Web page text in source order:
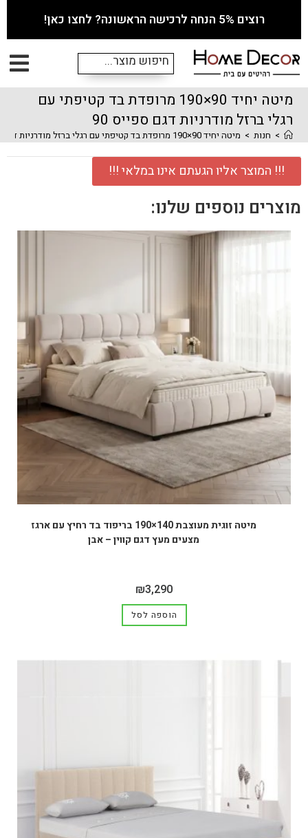
רוצים 5% הנחה לרכישה הראשונה? לחצו כאן!
מיטה יחיד 90×190 מרופדת בד קטיפתי עם
רגלי ברזל מודרניות דגם ספייס 90
> חנות > מיטה יחיד 90×190 מרופדת בד קטיפתי עם רגלי ברזל מודרניות דגם ספייס 90
!!! המוצר אליו הגעתם אינו במלאי !!!
מוצרים נוספים שלנו:
מיטה זוגית מעוצבת 140×190 בריפוד בד רחיץ עם ארגז
מצעים מעץ דגם קווין – אבן
₪3,290
הוספה לסל